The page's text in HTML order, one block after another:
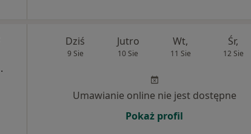
·
Dziś
9 Sie
Jutro
10 Sie
Wt,
11 Sie
Śr,
12 Sie
Umawianie online nie jest dostępne
Pokaż profil